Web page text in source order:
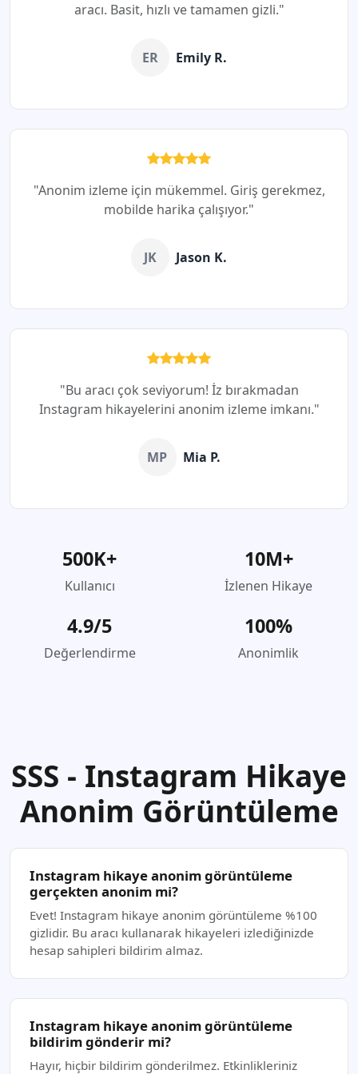
aracı. Basit, hızlı ve tamamen gizli."
ER Emily R.
"Anonim izleme için mükemmel. Giriş gerekmez,
mobilde harika çalışıyor."
JK Jason K.
"Bu aracı çok seviyorum! İz bırakmadan
Instagram hikayelerini anonim izleme imkanı."
MP Mia P.
500K+
Kullanıcı
10M+
İzlenen Hikaye
4.9/5
Değerlendirme
100%
Anonimlik
SSS - Instagram Hikaye
Anonim Görüntüleme
Instagram hikaye anonim görüntüleme
gerçekten anonim mi?
Evet! Instagram hikaye anonim görüntüleme %100
gizlidir. Bu aracı kullanarak hikayeleri izlediğinizde
hesap sahipleri bildirim almaz.
Instagram hikaye anonim görüntüleme
bildirim gönderir mi?
Hayır, hiçbir bildirim gönderilmez. Etkinlikleriniz